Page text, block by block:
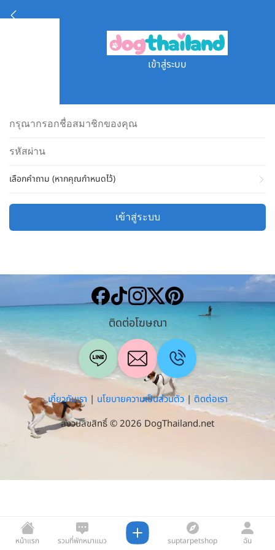
เข้าสู่ระบบ
เลือกคำถาม (หากคุณกำหนดไว้)
เข้าสู่ระบบ
หน้าแรก
รวมที่พักหมาแมว
suptarpetshop ฉัน
ติดต่อโฆษณา
เกี่ยวกับเรา | นโยบายความเป็นส่วนตัว| ติดต่อเรา
สงวนลิขสิทธิ์ © 2026 DogThailand.net